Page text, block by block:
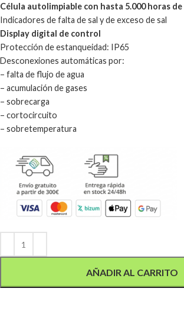
Célula autolimpiable con hasta 5.000 horas
Indicadores de falta de sal y de exceso de sal
Display digital de control
Protección de estanqueidad: IP65
Desconexiones automáticas por:
– falta de flujo de agua
– acumulación de gases
– sobrecarga
– cortocircuito
– sobretemperatura
AÑADIR AL CARRITO